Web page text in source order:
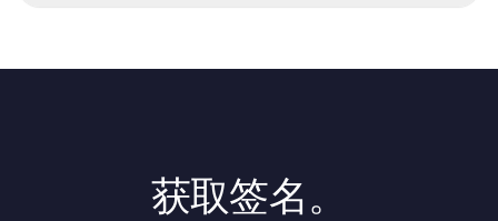
包成您可以下载和保存的证据包。
获取签名。